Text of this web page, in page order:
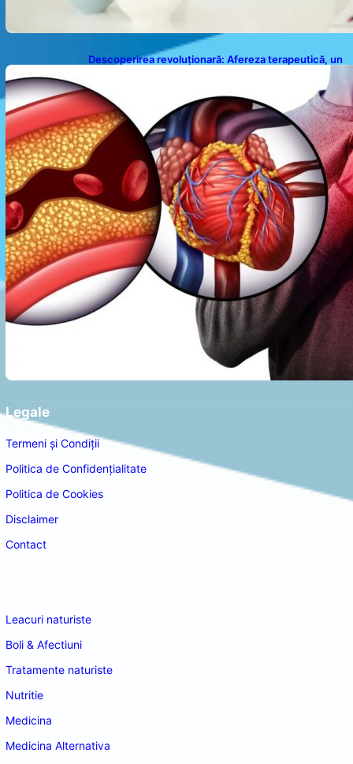
Descoperirea revoluționară: Afereza terapeutică, un
Legale
Termeni și Condiții
Politica de Confidențialitate
Politica de Cookies
Disclaimer
Contact
Leacuri naturiste
Boli & Afectiuni
Tratamente naturiste
Nutritie
Medicina
Medicina Alternativa